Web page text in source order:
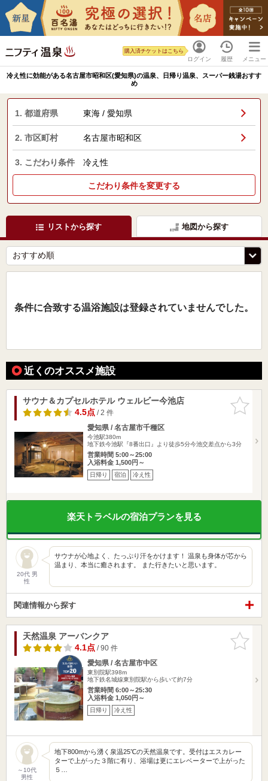
ログイン
購入済チケットはこちら
履歴 メニュー
冷え性に効能がある名古屋市昭和区(愛知県)の温泉、日帰り温泉、スーパー銭湯おすす
め
1. 都道府県 東海 / 愛知県
2. 市区町村 名古屋市昭和区
3. こだわり条件 冷え性
こだわり条件を変更する
リストから探す 地図から探す
条件に合致する温浴施設は登録されていませんでした。
近くのオススメ施設
お気に入
りに追加
サウナ＆カプセルホテル ウェルビー今池店
4.5点/ 2 件
愛知県 / 名古屋市千種区
今池駅380m
地下鉄今池駅『8番出口』より徒歩5分今池交差点から3分
営業時間 5:00～25:00
入浴料金 1,500円～
日帰り 宿泊 冷え性
楽天トラベルの宿泊プランを見る
20代 男
性
サウナが心地よく、たっぷり汗をかけます！ 温泉も身体が芯から
温まり、本当に癒されます。 また行きたいと思います。
関連情報から探す
お気に入
りに追加
天然温泉 アーバンクア
4.1点/ 90 件
愛知県 / 名古屋市中区
東別院駅398m
地下鉄名城線東別院駅から歩いて約7分
営業時間 6:00～25:30
入浴料金 1,050円～
日帰り 冷え性
～10代
男性
地下800mから湧く泉温25℃の天然温泉です。受付はエスカレー
ターで上がった３階に有り、浴場は更にエレベーターで上がった
５…